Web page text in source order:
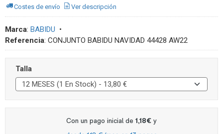
Costes de envío Ver descripción
Marca: BABIDU •
Referencia: CONJUNTO BABIDU NAVIDAD 44428 AW22
Talla